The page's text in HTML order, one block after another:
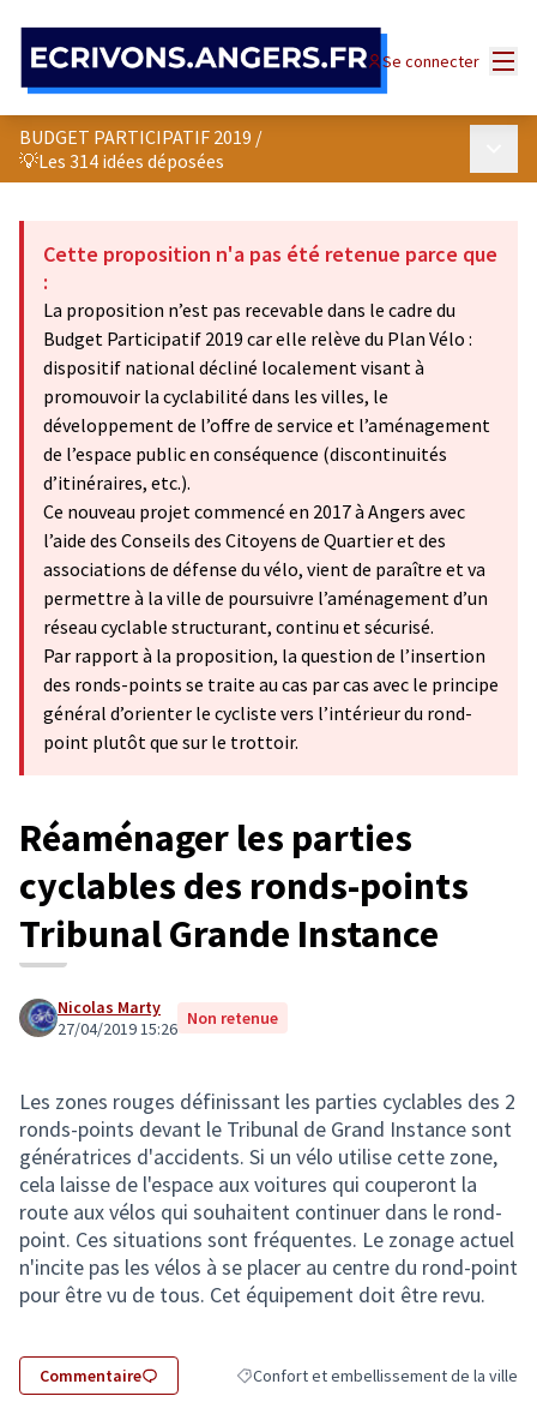
Se connecter
BUDGET PARTICIPATIF 2019 /
💡Les 314 idées déposées
Cette proposition n'a pas été retenue parce que
:
La proposition n’est pas recevable dans le cadre du
Budget Participatif 2019 car elle relève du Plan Vélo :
dispositif national décliné localement visant à
promouvoir la cyclabilité dans les villes, le
développement de l’offre de service et l’aménagement
de l’espace public en conséquence (discontinuités
d’itinéraires, etc.).
Ce nouveau projet commencé en 2017 à Angers avec
l’aide des Conseils des Citoyens de Quartier et des
associations de défense du vélo, vient de paraître et va
permettre à la ville de poursuivre l’aménagement d’un
réseau cyclable structurant, continu et sécurisé.
Par rapport à la proposition, la question de l’insertion
des ronds-points se traite au cas par cas avec le principe
général d’orienter le cycliste vers l’intérieur du rond-
point plutôt que sur le trottoir.
Réaménager les parties
cyclables des ronds-points
Tribunal Grande Instance
Nicolas Marty
27/04/2019 15:26 Non retenue
Les zones rouges définissant les parties cyclables des 2
ronds-points devant le Tribunal de Grand Instance sont
génératrices d'accidents. Si un vélo utilise cette zone,
cela laisse de l'espace aux voitures qui couperont la
route aux vélos qui souhaitent continuer dans le rond-
point. Ces situations sont fréquentes. Le zonage actuel
n'incite pas les vélos à se placer au centre du rond-point
pour être vu de tous. Cet équipement doit être revu.
Commentaire Filtrer les résultats de la catégorie :
Confort et embellissement de la ville